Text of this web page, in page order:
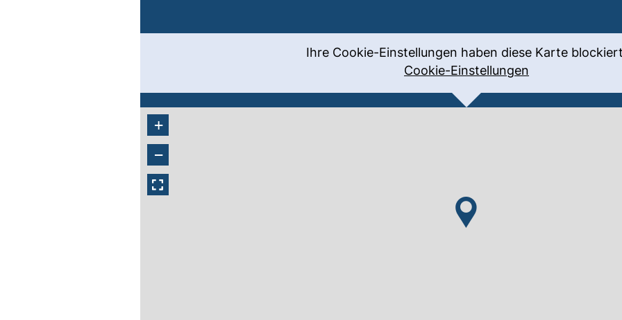
Ihre Cookie-Einstellungen haben diese Karte
Cookie-Einstellungen
+
−